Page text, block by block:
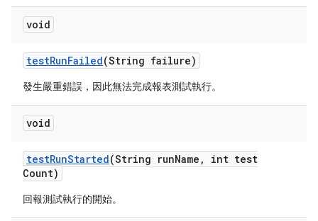
void
testRunFailed(String failure)
發生嚴重錯誤，因此無法完成報表測試執行。
void
testRunStarted(String runName ,
int test
Count)
回報測試執行的開始。